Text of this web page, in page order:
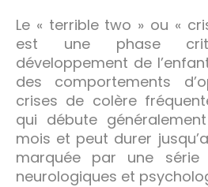
Le « terrible two » ou «
est une phase
développement de
des comportements
crises de colère
qui débute
mois et peut durer
marquée par une série
neurologiques et